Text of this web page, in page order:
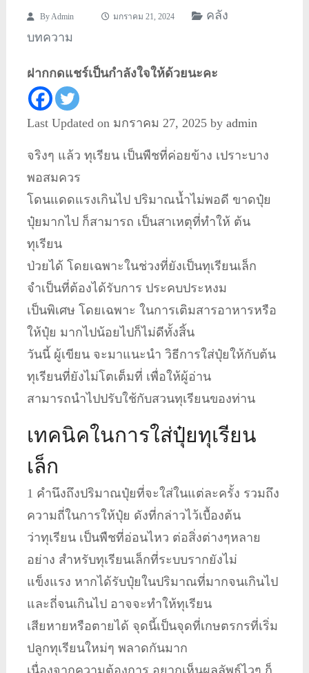
ByAdmin มกราคม 21, 2024
คลัง
บทความ
ฝากกดแชร์เป็นกำลังใจให้ด้วยนะคะ
Last Updated on มกราคม 27, 2025 by admin
จริงๆ แล้ว ทุเรียน เป็นพืชที่ค่อยข้าง เปราะบาง
พอสมควร
โดนแดดแรงเกินไป ปริมาณน้ำไม่พอดี ขาดปุ๋ย
ปุ๋ยมากไป ก็สามารถ เป็นสาเหตุที่ทำให้ ต้น
ทุเรียน
ป่วยได้ โดยเฉพาะในช่วงที่ยังเป็นทุเรียนเล็ก
จำเป็นที่ต้องได้รับการ ประคบประหงม
เป็นพิเศษ โดยเฉพาะ ในการเติมสารอาหารหรือ
ให้ปุ๋ย มากไปน้อยไปก็ไม่ดีทั้งสิ้น
วันนี้ ผู้เขียน จะมาแนะนำ วิธีการใส่ปุ๋ยให้กับต้น
ทุเรียนที่ยังไม่โตเต็มที่ เพื่อให้ผู้อ่าน
สามารถนำไปปรับใช้กับสวนทุเรียนของท่าน
เทคนิคในการใส่ปุ๋ยทุเรียน
เล็ก
1 คำนึงถึงปริมาณปุ๋ยที่จะใส่ในแต่ละครั้ง รวมถึง
ความถี่ในการให้ปุ๋ย ดังที่กล่าวไว้เบื้องต้น
ว่าทุเรียน เป็นพืชที่อ่อนไหว ต่อสิ่งต่างๆหลาย
อย่าง สำหรับทุเรียนเล็กที่ระบบรากยังไม่
แข็งแรง หากได้รับปุ๋ยในปริมาณที่มากจนเกินไป
และถี่จนเกินไป อาจจะทำให้ทุเรียน
เสียหายหรือตายได้ จุดนี้เป็นจุดที่เกษตรกรที่เริ่ม
ปลูกทุเรียนใหม่ๆ พลาดกันมาก